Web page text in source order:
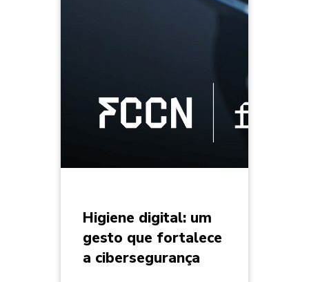
Higiene digital: um
gesto que fortalece
a cibersegurança